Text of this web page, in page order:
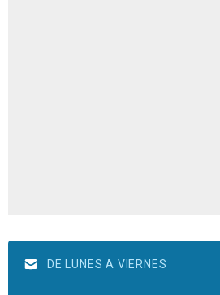
DE LUNES A VIERNES